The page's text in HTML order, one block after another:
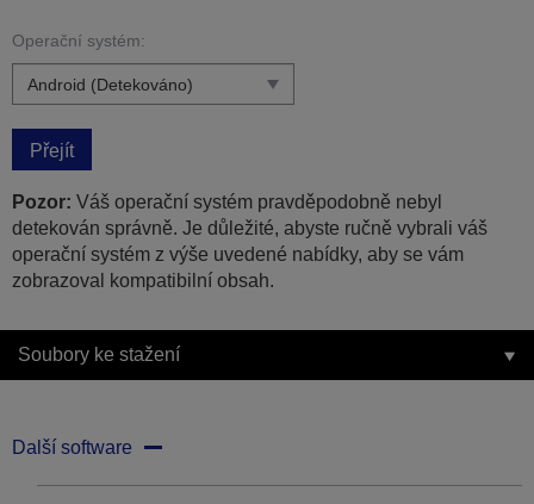
Operační systém:
Přejít
Pozor: Váš operační systém pravděpodobně nebyl
detekován správně. Je důležité, abyste ručně vybrali váš
operační systém z výše uvedené nabídky, aby se vám
zobrazoval kompatibilní obsah.
Soubory ke stažení
Další software